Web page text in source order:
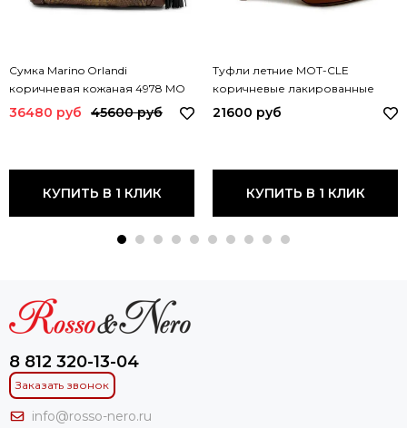
Сумка Marino Orlandi
коричневая кожаная 4978 MO
MORO
36480 руб 45600 руб
КУПИТЬ В 1 КЛИК
Туфли летние MOT-CLE
коричневые лакированные
MOT3242 MOT MIRISTICA
21600 руб
КУПИТЬ В 1 КЛИК
8 812 320-13-04
Заказать звонок
info@rosso-nero.ru